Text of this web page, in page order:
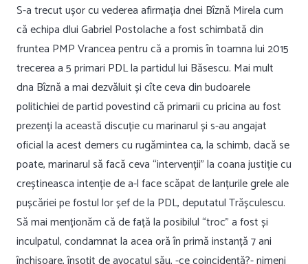
S-a trecut ușor cu vederea afirmația dnei Bîznă Mirela cum
că echipa dlui Gabriel Postolache a fost schimbată din
fruntea PMP Vrancea pentru că a promis în toamna lui 2015
trecerea a 5 primari PDL la partidul lui Băsescu. Mai mult
dna Bîznă a mai dezvăluit și cîte ceva din budoarele
politichiei de partid povestind că primarii cu pricina au fost
prezenți la această discuție cu marinarul și s-au angajat
oficial la acest demers cu rugămintea ca, la schimb, dacă se
poate, marinarul să facă ceva “intervenții” la coana justiție cu
creștineasca intenție de a-l face scăpat de lanțurile grele ale
pușcăriei pe fostul lor șef de la PDL, deputatul Trășculescu.
Să mai menționăm că de față la posibilul “troc” a fost și
inculpatul, condamnat la acea oră în primă instanță 7 ani